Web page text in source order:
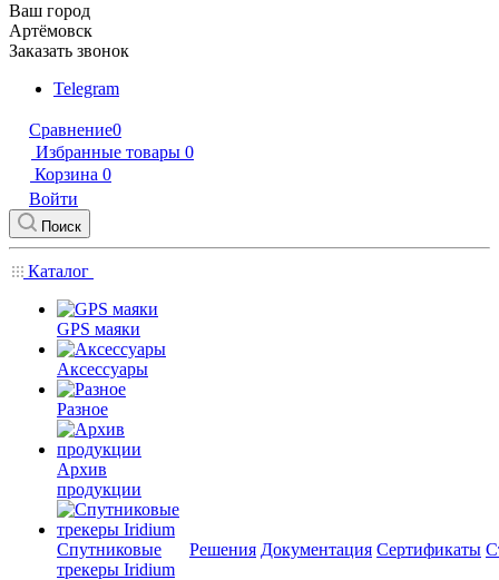
Ваш город
Артёмовск
Заказать звонок
Telegram
Сравнение0
Избранные товары 0
Корзина 0
Войти
Поиск
Каталог
GPS маяки
Аксессуары
Разное
Архив
продукции
Спутниковые
трекеры Iridium
Решения Документация Сертификаты